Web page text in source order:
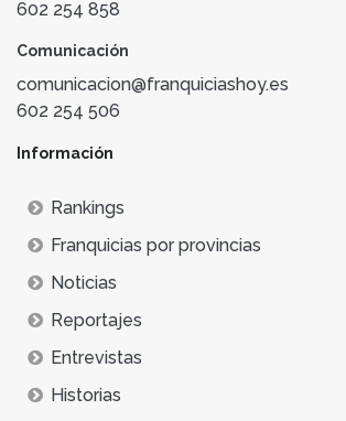
602 254 858
Comunicación
comunicacion@franquiciashoy.es
602 254 506
Información
Rankings
Franquicias por provincias
Noticias
Reportajes
Entrevistas
Historias